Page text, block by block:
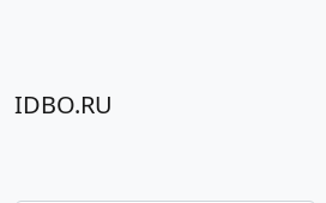
IDBO.RU